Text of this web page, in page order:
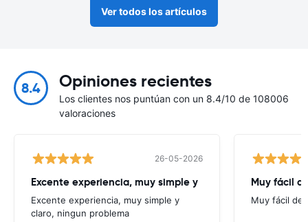
Ver todos los artículos
8.4 Opiniones recientes
Los clientes nos puntúan con un 8.4/10 de 108006
valoraciones
26-05-2026
Excente experiencia, muy simple y
Excente experiencia, muy simple y
claro, ningun problema
Muy fácil
Muy fácil de